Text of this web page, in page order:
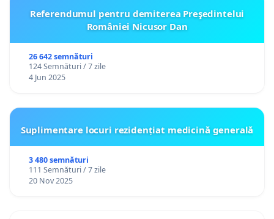
Referendumul pentru demiterea Preşedintelui
României Nicusor Dan
26 642 semnături
124 Semnături / 7 zile
4 Jun 2025
Suplimentare locuri rezidențiat medicină generală
3 480 semnături
111 Semnături / 7 zile
20 Nov 2025